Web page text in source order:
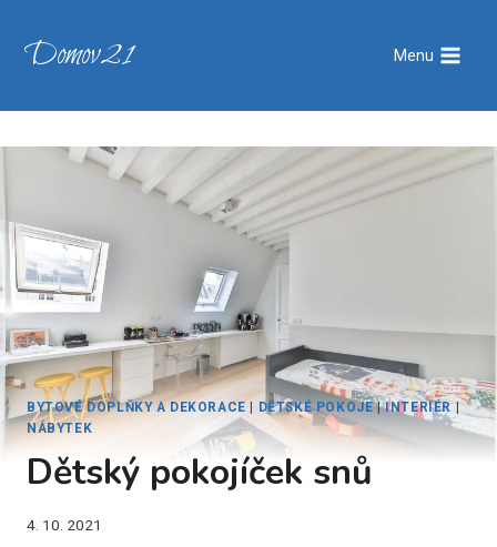
Domov21 Menu
BYTOVÉ DOPLŇKY A DEKORACE| DĚTSKÉ POKOJE|INTERIÉR|
NÁBYTEK
Dětský pokojíček snů
4. 10. 2021